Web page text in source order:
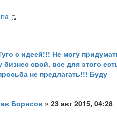
с идеей!!! Не могу
свой, все для этого
не предлагать!!! Буду
Борисов » 23 авг 2015, 04:28